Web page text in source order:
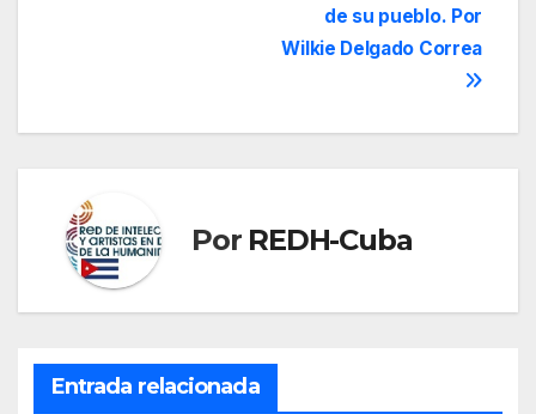
de su pueblo. Por
Wilkie Delgado Correa
Por REDH-Cuba
Entrada relacionada